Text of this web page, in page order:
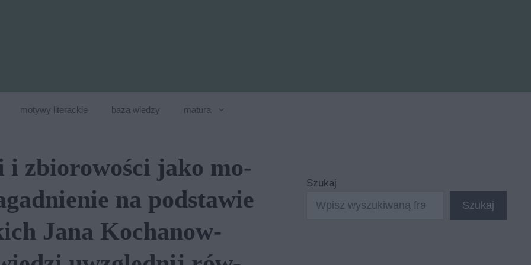
motywy literackie baza wiedzy matura
i zbio­ro­wo­ści jako mo­
na pod­sta­wie
Jana Ko­cha­now­
Szukaj
Szukaj